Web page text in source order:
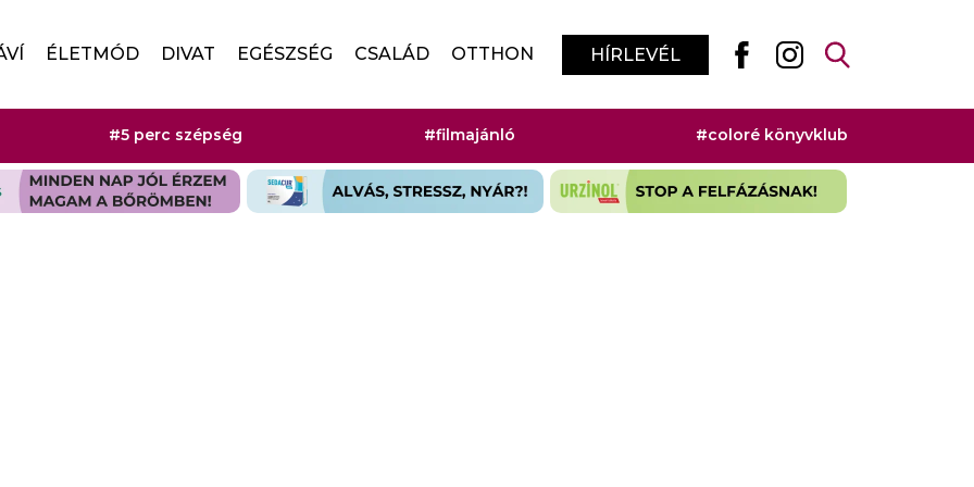
ÉLETMÓD DIVAT EGÉSZSÉG CSALÁD OTTHON HÍRLEVÉL
#5 perc szépség #filmajánló #coloré könyvklub